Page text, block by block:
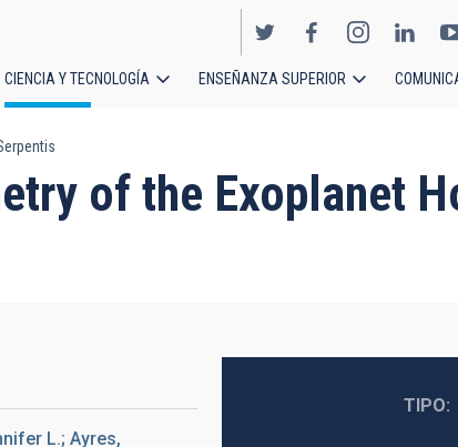
CIENCIA Y TECNOLOGÍA ENSEÑANZA SUPERIOR
of the Exoplanet
L.; Ayres,
TIPO